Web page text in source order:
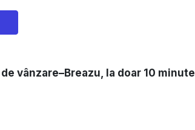
vânzare–Breazu, la doar 10 minute